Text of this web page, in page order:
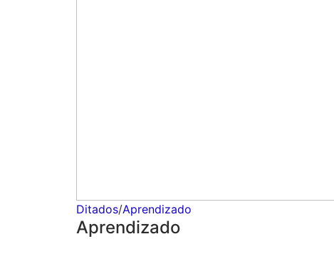
Ditados/Aprendizado
Aprendizado